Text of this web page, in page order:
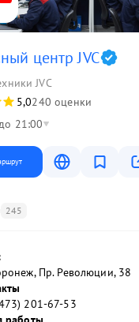
центр JVC
JVC
5,0240 оценки
21:00
245
Пр. Революции, 38
201-67-53